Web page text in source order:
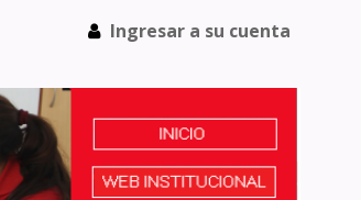
Ingresar a su cuenta